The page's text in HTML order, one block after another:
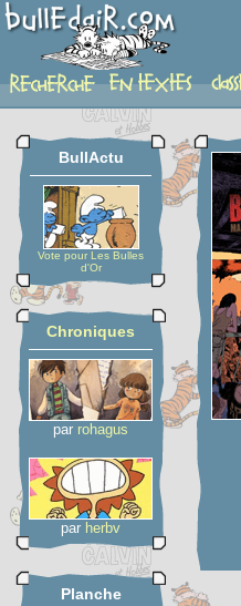
detail-etoiles
BullActu
Vote pour Les Bulles
d'Or
Chroniques
par rohagus
par herbv
Planche